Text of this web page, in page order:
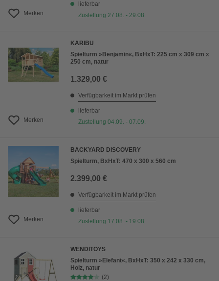
Merken
lieferbar
Zustellung 27.08. - 29.08.
Merken
KARIBU
Spielturm »Benjamin«, BxHxT: 225 cm x 309 cm x
250 cm, natur
1.329,00 €
Verfügbarkeit im Markt prüfen
lieferbar
Zustellung 04.09. - 07.09.
Merken
BACKYARD DISCOVERY
Spielturm, BxHxT: 470 x 300 x 560 cm
2.399,00 €
Verfügbarkeit im Markt prüfen
lieferbar
Zustellung 17.08. - 19.08.
WENDITOYS
Spielturm »Elefant«, BxHxT: 350 x 242 x 330 cm,
Holz, natur
(2)